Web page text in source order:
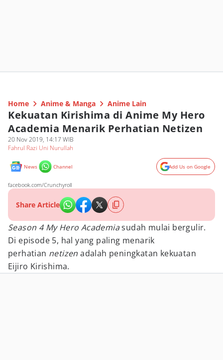
Home Anime & Manga Anime Lain
Kekuatan Kirishima di Anime My Hero
Academia Menarik Perhatian Netizen
20 Nov 2019, 14:17 WIB
Fahrul Razi Uni Nurullah
News Channel Add Us on Google
facebook.com/Crunchyroll
Share Article
Season 4 My Hero Academiasudah mulai bergulir.
Di episode 5, hal yang paling menarik
perhatian netizenadalah peningkatan kekuatan
Eijiro Kirishima.